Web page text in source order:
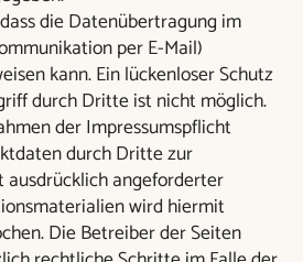
die Datenübertragung im
per E-Mail)
kann. Ein lückenloser Schutz
durch Dritte ist nicht möglich.
der Impressumspflicht
durch Dritte zur
ausdrücklich angeforderter
wird hiermit
Die Betreiber der Seiten